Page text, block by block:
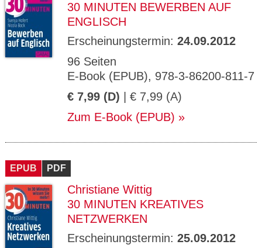
30 MINUTEN BEWERBEN AUF
ENGLISCH
Erscheinungstermin: 24.09.2012
96 Seiten
E-Book (EPUB), 978-3-86200-811-7
€ 7,99 (D) | € 7,99 (A)
Zum E-Book (EPUB)
EPUB PDF
Christiane Wittig
30 MINUTEN KREATIVES
NETZWERKEN
Erscheinungstermin: 25.09.2012